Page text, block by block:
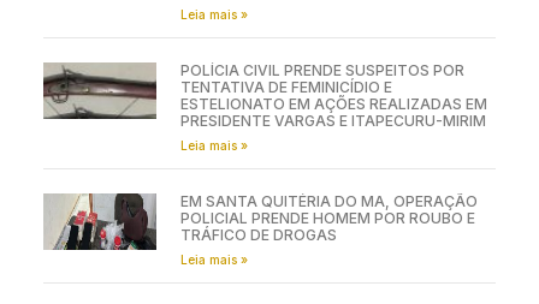
Leia mais »
POLÍCIA CIVIL PRENDE SUSPEITOS POR
TENTATIVA DE FEMINICÍDIO E
ESTELIONATO EM AÇÕES REALIZADAS EM
PRESIDENTE VARGAS E ITAPECURU-MIRIM
Leia mais »
EM SANTA QUITÉRIA DO MA, OPERAÇÃO
POLICIAL PRENDE HOMEM POR ROUBO E
TRÁFICO DE DROGAS
Leia mais »